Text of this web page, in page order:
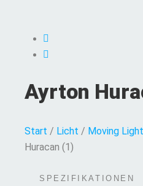
Ayrton
Start / Licht / Moving
Huracan (1)
SPEZIFIKATIONEN